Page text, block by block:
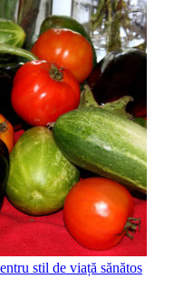
stil de viață sănătos